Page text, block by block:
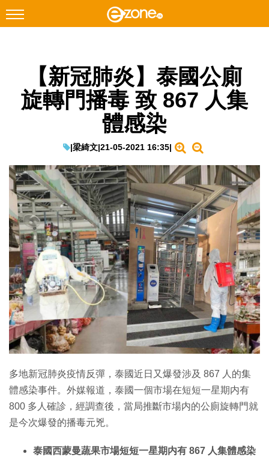
Facebook Instagram
科技焦點
教學評測
EduTech
IT Times
生成式AI與雲端應用
Enterprise Digital Transformation
特集
【新冠肺炎】泰國公廁
旋轉門播毒 致 867 人集
體感染
|梁綺文|21-05-2021 16:35|
多地新冠肺炎疫情反彈，泰國近日又爆發涉及 867 人的集
體感染事件。外媒報道，泰國一個市場在短短一星期内有
800 多人確診，經調查後，當局推斷市場内的公廁旋轉門就
是今次爆發的播毒元兇。
泰國西蒙曼蔬果市場短短一星期内有 867 人集體感染